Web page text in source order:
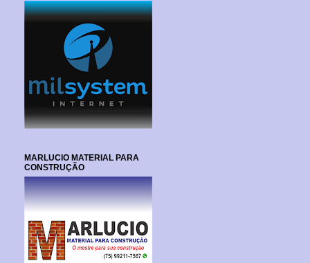
MARLUCIO MATERIAL PARA
CONSTRUÇÃO